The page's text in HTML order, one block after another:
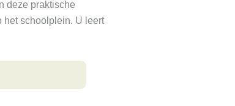
deze praktische
het schoolplein. U leert